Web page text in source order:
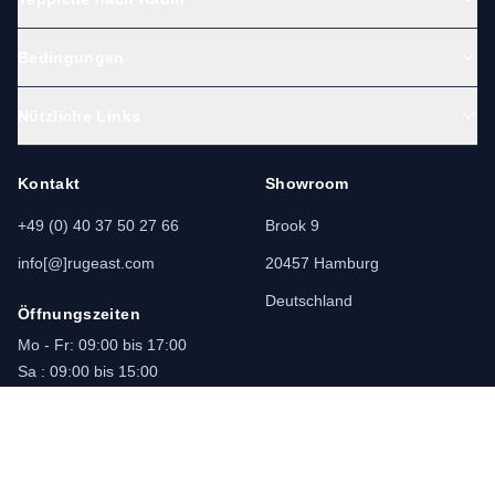
Rugeast findest
Bei Rugeast legen wir Wert auf echte
Auswahl ist vielfältig, aber jede Kategorie
erzählt ihre eigene Geschichte.
Kontakt
+49 (0) 40 37 50 27 66
info[@]rugeast.com
Öffnungszeiten
Mo - Fr: 09:00 bis 17:00
Sa : 09:00 bis 15:00
Showroom
Brook 9
20457 Hamburg
Deutschland